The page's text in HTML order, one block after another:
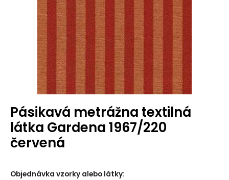
Pásikavá metrážna textilná
látka Gardena 1967/220
červená
Objednávka vzorky alebo látky: